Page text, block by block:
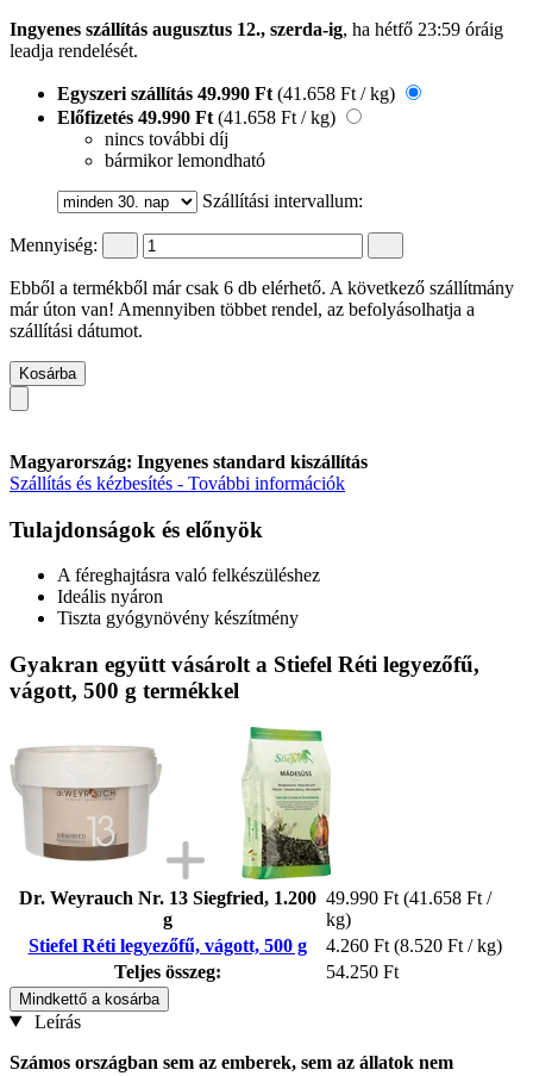
Ingyenes szállítás augusztus 12., szerda-ig, ha hétfő 23:59 óráig
leadja rendelését.
Egyszeri szállítás 49.990 Ft (41.658 Ft / kg)
Előfizetés 49.990 Ft (41.658 Ft / kg)
nincs további díj
bármikor lemondható
Szállítási intervallum:
Mennyiség:
Ebből a termékből már csak 6 db elérhető. A következő szállítmány
már úton van! Amennyiben többet rendel, az befolyásolhatja a
szállítási dátumot.
Kosárba
Magyarország: Ingyenes standard kiszállítás
Szállítás és kézbesítés - További információk
Tulajdonságok és előnyök
A féreghajtásra való felkészüléshez
Ideális nyáron
Tiszta gyógynövény készítmény
Gyakran együtt vásárolt a Stiefel Réti legyezőfű,
vágott, 500 g termékkel
Dr. Weyrauch Nr. 13 Siegfried, 1.200
g
49.990 Ft (41.658 Ft /
kg)
Stiefel Réti legyezőfű, vágott, 500 g
4.260 Ft (8.520 Ft / kg)
Teljes összeg:
54.250 Ft
Mindkettő a kosárba
Leírás
Számos országban sem az emberek, sem az állatok nem